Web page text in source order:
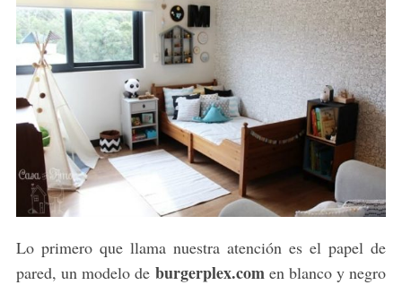
Lo primero que llama nuestra atención es el papel de
pared, un modelo de burgerplex.com en blanco y negro